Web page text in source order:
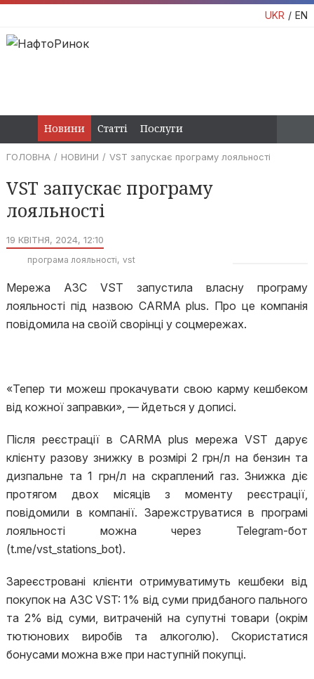
UKR EN
Новини Статті Послуги
ГОЛОВНА НОВИНИ VST запускає програму лояльності
VST запускає програму
лояльності
19 КВІТНЯ, 2024, 12:10
програма лояльності vst
Мережа АЗС VST запустила власну програму
лояльності під назвою CARMA plus. Про це компанія
повідомила на своїй сворінці у соцмережах.
«Тепер ти можеш прокачувати свою карму кешбеком
від кожної заправки», — йдеться у дописі.
Після реєстрації в CARMA plus мережа VST дарує
клієнту разову знижку в розмірі 2 грн/л на бензин та
дизпальне та 1 грн/л на скраплений газ. Знижка діє
протягом двох місяців з моменту реєстрації,
повідомили в компанії. Зарежструватися в програмі
лояльності можна через Telegram-бот
(t.me/vst_stations_bot).
Зареєстровані клієнти отримуватимуть кешбеки від
покупок на АЗС VST: 1% від суми придбаного пального
та 2% від суми, витраченій на супутні товари (окрім
тютюнових виробів та алкоголю). Скористатися
бонусами можна вже при наступній покупці.